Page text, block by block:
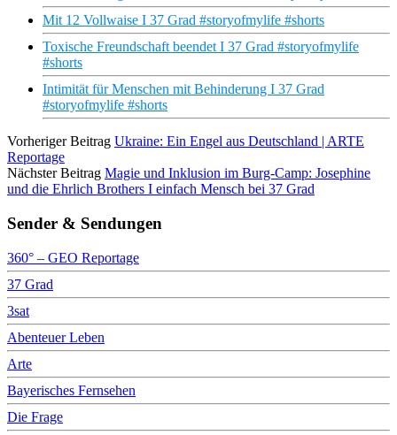
Mit 12 Vollwaise I 37 Grad #storyofmylife #shorts
Toxische Freundschaft beendet I 37 Grad #storyofmylife
#shorts
Intimität für Menschen mit Behinderung I 37 Grad
#storyofmylife #shorts
Vorheriger Beitrag Ukraine: Ein Engel aus Deutschland | ARTE
Reportage
Nächster Beitrag Magie und Inklusion im Burg-Camp: Josephine
und die Ehrlich Brothers I einfach Mensch bei 37 Grad
Sender & Sendungen
360° – GEO Reportage
37 Grad
3sat
Abenteuer Leben
Arte
Bayerisches Fernsehen
Die Frage